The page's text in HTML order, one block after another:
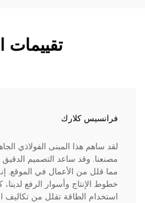
تقييمات
فرانسيس كلارك
لقد ساهم هذا المبنى الفولاذي
مصنعنا. وقد ساعد التصميم
مما قلل من الأعمال في الموقع.
خطوط الإنتاج وأسوار الرفع
استخدام الطاقة تقلل من